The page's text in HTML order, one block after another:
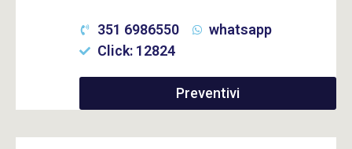
351 6986550
whatsapp
Click: 12824
Preventivi